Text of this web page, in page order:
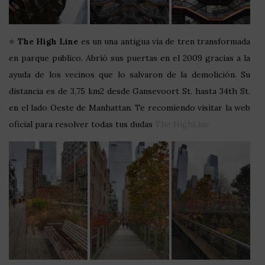
⭐ The High Line es un una antigua vía de tren transformada
en parque publico. Abrió sus puertas en el 2009 gracias a la
ayuda de los vecinos que lo salvaron de la demolición. Su
distancia es de 3,75 km2 desde Gansevoort St. hasta 34th St.
en el lado Oeste de Manhattan. Te recomiendo visitar la web
oficial para resolver todas tus dudas